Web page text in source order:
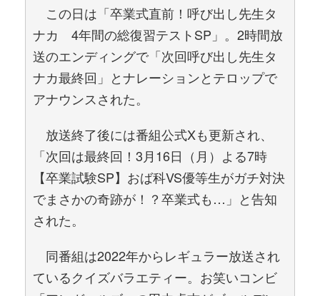
この日は「卒業式直前！呼び出し先生タ
ナカ 4年間の総復習テストSP」。2時間放
送のエンディングで「次回呼び出し先生タ
ナカ最終回」とナレーションとテロップで
アナウンスされた。
放送終了後には番組公式Xも更新され、
「次回は最終回！3月16日（月）よる7時
【卒業試験SP】おば科VS優等生がガチ対決
でまさかの奇跡が！？卒業式も…」と告知
された。
同番組は2022年からレギュラー放送され
ているクイズバラエティー。お笑いコンビ